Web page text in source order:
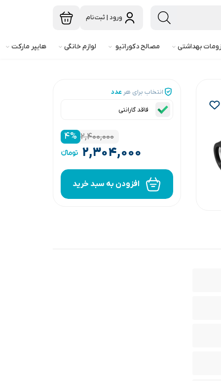
ورود | ثبت‌نام
بهداشتی مصالح دکوراتیو لوازم خانگی هایپر مارکت
انتخاب برای هر عدد
فاقد گارانتی
۴% ۲,۴۰۰,۰۰۰
۲,۳۰۴,۰۰۰
افزودن به سبد خرید